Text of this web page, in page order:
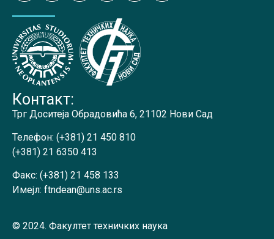
Контакт:
Трг Доситеја Обрадовића 6, 21102 Нови Сад
Телефон: (+381) 21 450 810
(+381) 21 6350 413
Факс: (+381) 21 458 133
Имејл: ftndean@uns.ac.rs
© 2024. Факултет техничких наука